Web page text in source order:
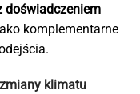
doświadczeniem
komplementarne
klimatu